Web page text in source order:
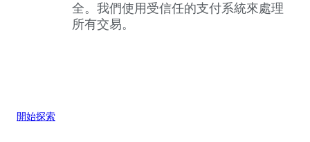
全。我們使用受信任的支付系統來處理
所有交易。
開始探索